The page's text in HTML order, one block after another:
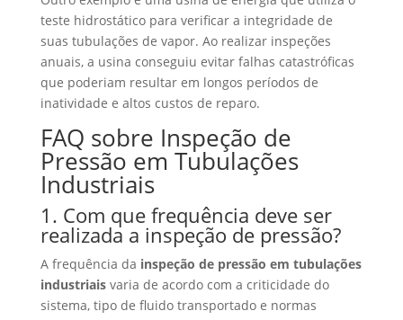
teste hidrostático para verificar a integridade de
suas tubulações de vapor. Ao realizar inspeções
anuais, a usina conseguiu evitar falhas catastróficas
que poderiam resultar em longos períodos de
inatividade e altos custos de reparo.
FAQ sobre Inspeção de
Pressão em Tubulações
Industriais
1. Com que frequência deve ser
realizada a inspeção de pressão?
A frequência da inspeção de pressão em tubulações
industriaisvaria de acordo com a criticidade do
sistema, tipo de fluido transportado e normas